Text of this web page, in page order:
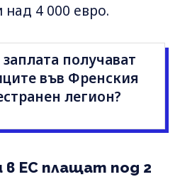
над 4 000 евро.
заплата получават
във Френския
легион?
в ЕС плащат под 2